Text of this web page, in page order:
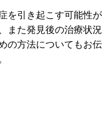
を引き起こす可能性
また発見後の治療状
の方法についてもお